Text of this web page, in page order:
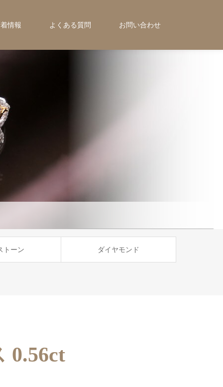
情報 よくある質問 お問い合わせ
トーン ダイヤモンド
0.56ct